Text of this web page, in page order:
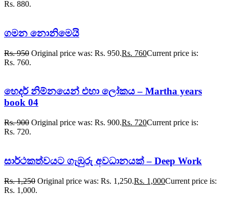
Rs. 880.
ගමන නොනිමෙයි
Rs.950 Original price was: Rs. 950.Rs. 760Current price is:
Rs. 760.
හෙදර් නිම්නයෙන් එහා ලෝකය – Martha years
book 04
Rs.900 Original price was: Rs. 900.Rs. 720Current price is:
Rs. 720.
සාර්ථකත්වයට ගැඹුරු අවධානයක් – Deep Work
Rs.1,250 Original price was: Rs. 1,250.Rs. 1,000Current price is:
Rs. 1,000.